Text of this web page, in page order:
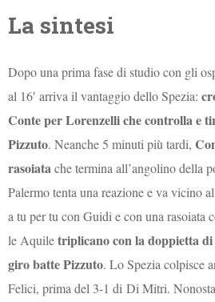
La sintesi
Dopo una prima fase di studio con gli
al 16′ arriva il vantaggio dello Spezia:
Conte per Lorenzelli che controlla e
Pizzuto. Neanche 5 minuti più tardi,
rasoiatache termina all’angolino della
Palermo tenta una reazione e va vicino
a tu per tu con Guidi e con una rasoiata
le Aquiletriplicano con la doppietta
giro batte Pizzuto. Lo Spezia colpisce
Felici, prima del 3-1 diDi Mitri.